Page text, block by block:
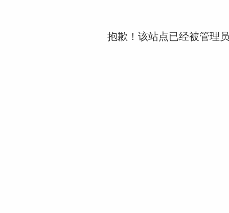
抱歉！该站点已经被管理